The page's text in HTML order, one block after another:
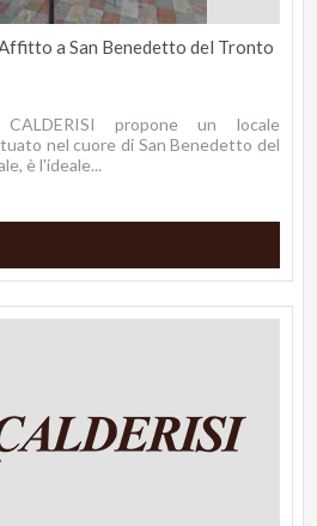
a San Benedetto del Tronto
CALDERISI propone un locale
nel cuore di San Benedetto del
è l'ideale...